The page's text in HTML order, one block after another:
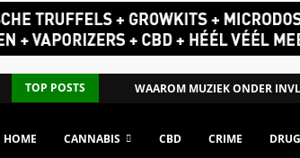
TOP POSTS WAAROM MUZIEK ONDER
HOME CANNABIS CBD CRIME